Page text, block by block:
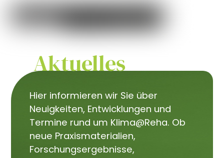
Aktuelles
Hier informieren wir Sie über
Neuigkeiten, Entwicklungen und
Termine rund um Klima@Reha. Ob
neue Praxismaterialien,
Forschungsergebnisse,